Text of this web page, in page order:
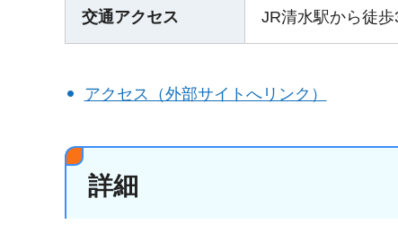
交通アクセス JR清水駅から徒歩
アクセス（外部サイトへリンク）
詳細